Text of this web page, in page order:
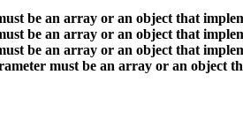
be an array or an object that
be an array or an object that
be an array or an object that
must be an array or an object